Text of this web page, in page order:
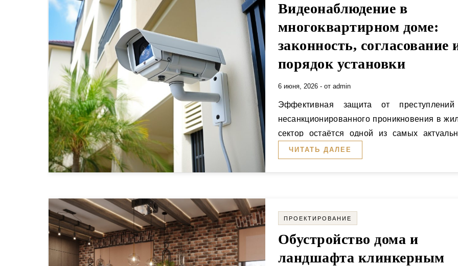
Видеонаблюдение в
многоквартирном доме:
законность, согласование
порядок установки
6 июня, 2026 - от admin
Эффективная защита от преступлений и
несанкционированного проникновения в
сектор остаётся одной из самых
проблем для жильцов
домов…
ЧИТАТЬ ДАЛЕЕ
ПРОЕКТИРОВАНИЕ
Обустройство дома и
ландшафта клинкерным